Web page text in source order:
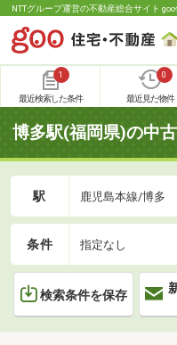
NTTグループ運営の不動産総合サイト
1
最近検索した条件
0
最近見た物件
博多駅(福岡県)の中
駅 鹿児島本線/博多
条件 指定なし
検索条件を保存